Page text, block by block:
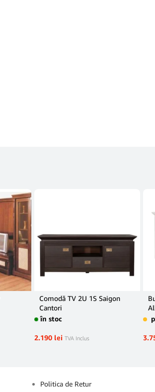
Comodă TV 2U 1S Saigon
Cantori
în stoc
2.190 lei TVA Inclus
Politica de Retur